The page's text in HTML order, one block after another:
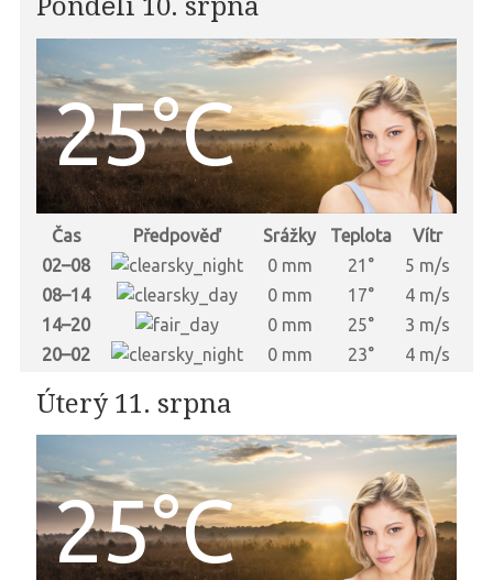
Pondělí 10. srpna
25°C
Čas Předpověď Srážky Teplota
Vítr
02–08
0 mm 21°
5 m/s
08–14
0 mm 17°
4 m/s
14–20
0 mm 25°
3 m/s
20–02
0 mm 23° 4 m/s
Úterý 11. srpna
25°C